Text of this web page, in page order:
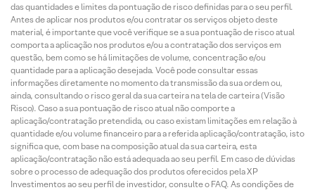
das quantidades e limites da pontuação de risco definidas para o seu perfil.
Antes de aplicar nos produtos e/ou contratar os serviços objeto deste
material, é importante que você verifique se a sua pontuação de risco atual
comporta a aplicação nos produtos e/ou a contratação dos serviços em
questão, bem como se há limitações de volume, concentração e/ou
quantidade para a aplicação desejada. Você pode consultar essas
informações diretamente no momento da transmissão da sua ordem ou,
ainda, consultando o risco geral da sua carteira na tela de carteira (Visão
Risco). Caso a sua pontuação de risco atual não comporte a
aplicação/contratação pretendida, ou caso existam limitações em relação à
quantidade e/ou volume financeiro para a referida aplicação/contratação, isto
significa que, com base na composição atual da sua carteira, esta
aplicação/contratação não está adequada ao seu perfil. Em caso de dúvidas
sobre o processo de adequação dos produtos oferecidos pela XP
Investimentos ao seu perfil de investidor, consulte o FAQ. As condições de